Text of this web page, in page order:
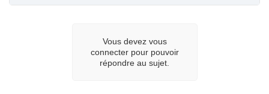
Vous devez vous
connecter pour pouvoir
répondre au sujet.